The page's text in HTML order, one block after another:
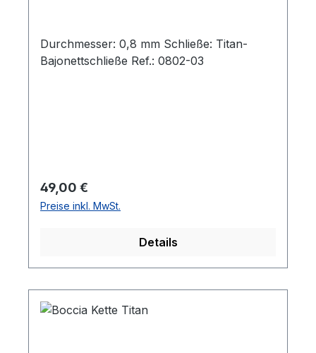
Durchmesser: 0,8 mm Schließe: Titan-
Bajonettschließe Ref.: 0802-03
Regulärer Preis:
49,00 €
Preise inkl. MwSt.
Details